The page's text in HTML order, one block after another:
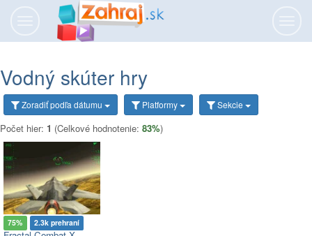
navigáciu
Vodný skúter hry
Zoradiťpodľa dátumu Platformy Sekcie
Počet hier: 1 (Celkové hodnotenie: 83%)
75% 2.3k prehraní